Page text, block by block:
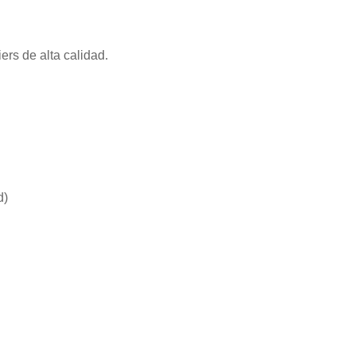
de alta calidad.